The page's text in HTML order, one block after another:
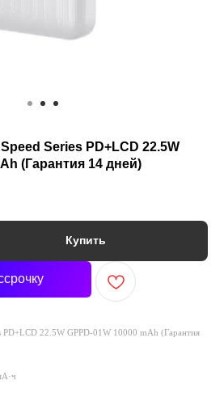
Series PD+LCD 22.5W
(Гарантия 14 дней)
Купить
PD+LCD 22.5W GPPD-01W 10000 mAh (Гарантия